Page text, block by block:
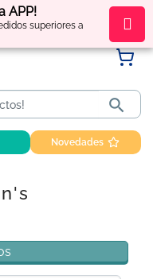
APP!
superiores a
por tus compras

Novedades